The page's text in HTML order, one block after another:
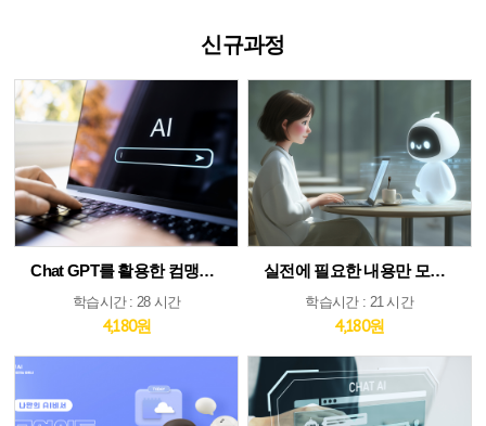
신규과정
Chat GPT를 활용한 컴맹도 쉬운 AI
학습시간 : 28 시간
4,180원
실전에 필요한 내용만 모았다! ChatGPT&AI 툴 활용 가이드
학습시간 : 21 시간
4,180원